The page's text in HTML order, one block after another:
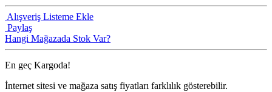
Alışveriş Listeme Ekle
Paylaş
Hangi Mağazada Stok Var?
En geç Kargoda!
İnternet sitesi ve mağaza satış fiyatları farklılık gösterebilir.